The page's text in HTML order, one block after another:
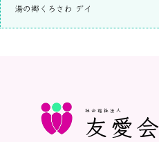
湯の郷くろさわ デイ
社会福祉法人
友愛会